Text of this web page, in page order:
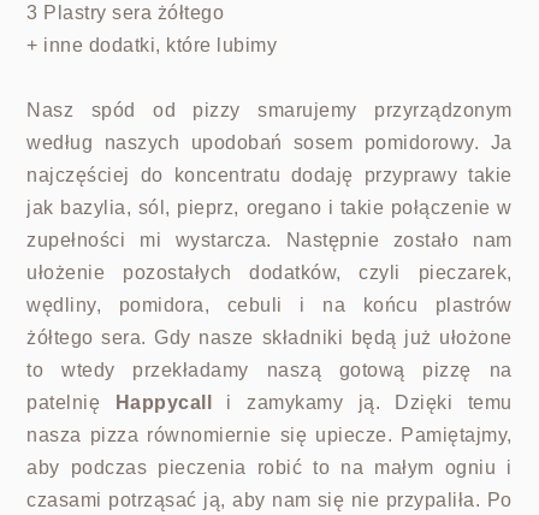
3 Plastry sera żółtego
+ inne dodatki, które lubimy
Nasz spód od pizzy smarujemy przyrządzonym
według naszych upodobań sosem pomidorowy. Ja
najczęściej do koncentratu dodaję przyprawy takie
jak bazylia, sól, pieprz, oregano i takie połączenie w
zupełności mi wystarcza. Następnie zostało nam
ułożenie pozostałych dodatków, czyli pieczarek,
wędliny, pomidora, cebuli i na końcu plastrów
żółtego sera. Gdy nasze składniki będą już ułożone
to wtedy przekładamy naszą gotową pizzę na
patelnię
Happycall
i zamykamy ją. Dzięki temu
nasza pizza równomiernie się upiecze. Pamiętajmy,
aby podczas pieczenia robić to na małym ogniu i
czasami potrząsać ją, aby nam się nie przypaliła. Po